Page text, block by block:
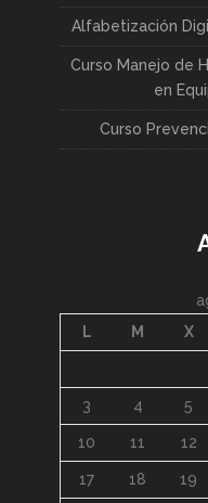
Alfabetización
Curso Manejo de
en
Curso
L
M X
3 4 5
10 11 12
17 18 19